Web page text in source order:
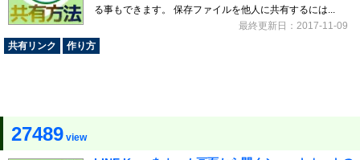
る事もできます。 保存ファイルを他人に共有するには...
最終更新日：2017-11-09
共有リンク
作り方
27489 view